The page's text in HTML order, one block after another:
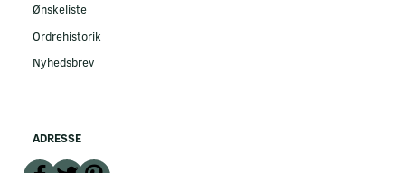
Ønskeliste
Ordrehistorik
Nyhedsbrev
ADRESSE